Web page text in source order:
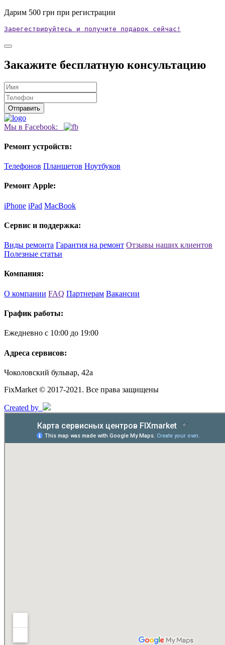
Дарим 500 грн при регистрации
Зарегестрируйтесь и получите подарок сейчас!
Закажите бесплатную консультацию
Мы в Facebook:
Ремонт устройств:
Телефонов Планшетов Ноутбуков
Ремонт Apple:
iPhone iPad MacBook
Сервис и поддержка:
Виды ремонта Гарантия на ремонт Отзывы наших клиентов
Полезные статьи
Компания:
О компании FAQ Партнерам Вакансии
График работы:
Ежедневно с 10:00 до 19:00
Адреса сервисов:
Чоколовский бульвар, 42а
FixMarket © 2017-2021. Все права защищены
Created by